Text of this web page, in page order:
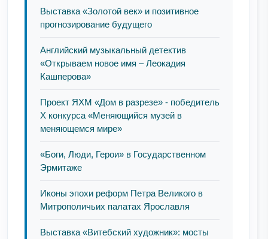
Выставка «Золотой век» и позитивное
прогнозирование будущего
Английский музыкальный детектив
«Открываем новое имя – Леокадия
Кашперова»
Проект ЯХМ «Дом в разрезе» - победитель
Х конкурса «Меняющийся музей в
меняющемся мире»
«Боги, Люди, Герои» в Государственном
Эрмитаже
Иконы эпохи реформ Петра Великого в
Митрополичьих палатах Ярославля
Выставка «Витебский художник»: мосты